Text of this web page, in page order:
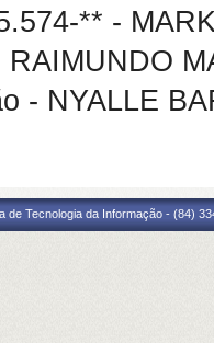
** -
- NYALLE
de Tecnologia da Informação - (84)